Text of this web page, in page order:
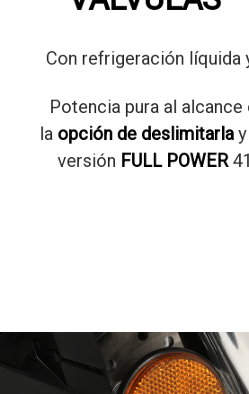
Con refrigeración líquida
Potencia pura al alcance
la opción de deslimitarla
versión FULL POWER